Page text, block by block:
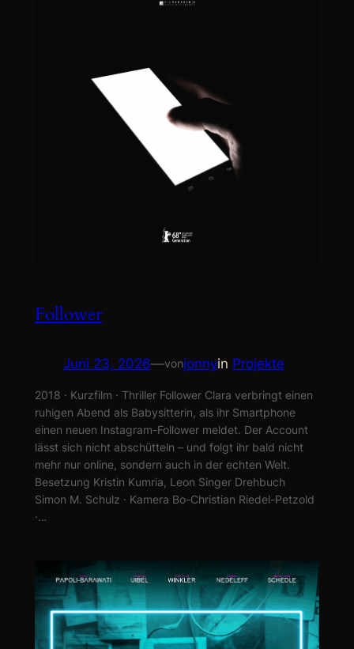
Follower
Juni 23, 2026—vonjonnyin Projekte
2018 · Kurzfilm · Thriller Follower Clara verbringt einen
ruhigen Abend als Babysitterin, als ihr Smartphone
einen neuen Instagram-Follower meldet. Der Account
lässt sich nicht abschütteln – und folgt ihr bald nicht
mehr nur online, sondern auch in der echten Welt.
Besetzung Kristin Kumria, Leon Singer Drehbuch
Simon M. Schulz · Kamera Bo-Christian Riedel-Petzold
·…